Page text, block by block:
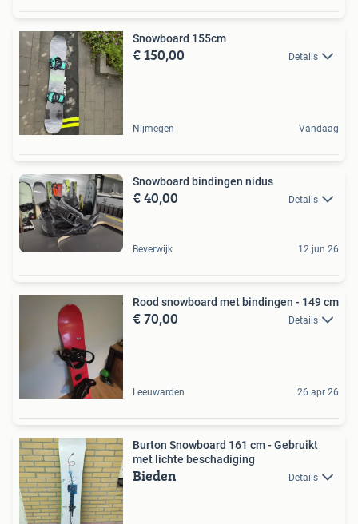
Snowboard 155cm
€ 150,00 Details
Nijmegen Vandaag
Snowboard bindingen nidus
€ 40,00 Details
Beverwijk 12 jun 26
Rood snowboard met bindingen - 149 cm
€ 70,00 Details
Leeuwarden 26 apr 26
Burton Snowboard 161 cm - Gebruikt
met lichte beschadiging
Bieden Details